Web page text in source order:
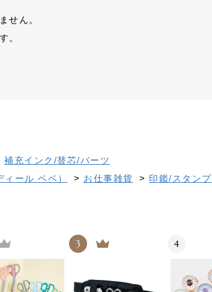
せん。
。
補充インク/替芯/パーツ
ール ベベ） > お仕事雑貨 > 印鑑/スタンプ
3 4